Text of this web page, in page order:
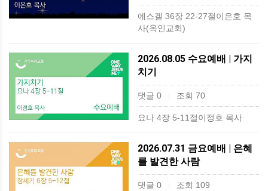
에스겔 36장 22-27절이은호 목
사(옥인교회)
2026.08.05 수요예배 | 가지
치기
댓글 0 | 조회 70
요나 4장 5-11절이정호 목사
2026.07.31 금요예배 | 은혜
를 발견한 사람
댓글 0 | 조회 109